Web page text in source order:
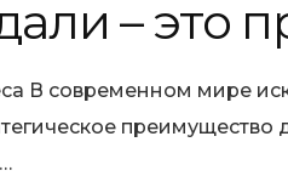
– это
В современном мире
преимущество